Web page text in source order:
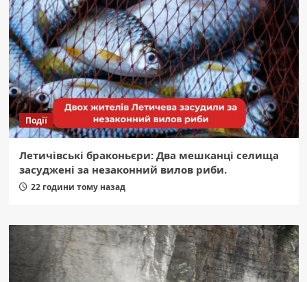
Події
Летичівські браконьєри: Два мешканці селища
засуджені за незаконний вилов риби.
22 години тому назад